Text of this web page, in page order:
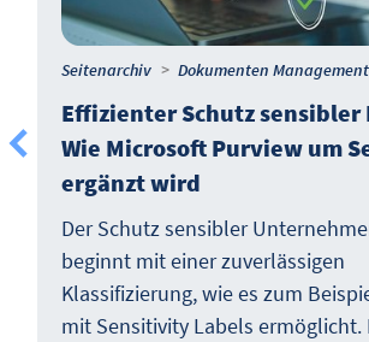
Seitenarchiv Dokumenten Management
Effizienter Schutz sensibler
Wie Microsoft Purview um
ergänzt wird
Der Schutz sensibler
beginnt mit einer zuverlässigen
Klassifizierung, wie es zum
mit Sensitivity Labels ermöglicht.